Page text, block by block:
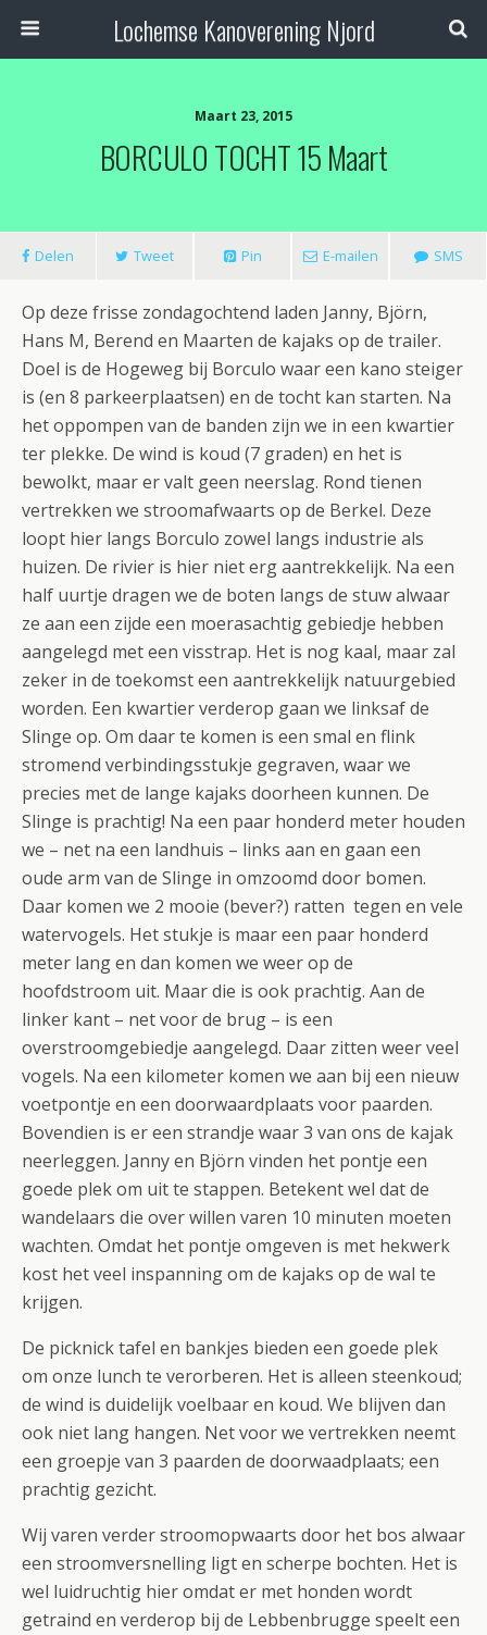
Lochemse Kanoverening Njord
Maart 23, 2015
BORCULO TOCHT 15 Maart
Delen Tweet Pin E-mailen SMS
Op deze frisse zondagochtend laden Janny, Björn,
Hans M, Berend en Maarten de kajaks op de trailer.
Doel is de Hogeweg bij Borculo waar een kano steiger
is (en 8 parkeerplaatsen) en de tocht kan starten. Na
het oppompen van de banden zijn we in een kwartier
ter plekke. De wind is koud (7 graden) en het is
bewolkt, maar er valt geen neerslag. Rond tienen
vertrekken we stroomafwaarts op de Berkel. Deze
loopt hier langs Borculo zowel langs industrie als
huizen. De rivier is hier niet erg aantrekkelijk. Na een
half uurtje dragen we de boten langs de stuw alwaar
ze aan een zijde een moerasachtig gebiedje hebben
aangelegd met een visstrap. Het is nog kaal, maar zal
zeker in de toekomst een aantrekkelijk natuurgebied
worden. Een kwartier verderop gaan we linksaf de
Slinge op. Om daar te komen is een smal en flink
stromend verbindingsstukje gegraven, waar we
precies met de lange kajaks doorheen kunnen. De
Slinge is prachtig! Na een paar honderd meter houden
we – net na een landhuis – links aan en gaan een
oude arm van de Slinge in omzoomd door bomen.
Daar komen we 2 mooie (bever?) ratten tegen en vele
watervogels. Het stukje is maar een paar honderd
meter lang en dan komen we weer op de
hoofdstroom uit. Maar die is ook prachtig. Aan de
linker kant – net voor de brug – is een
overstroomgebiedje aangelegd. Daar zitten weer veel
vogels. Na een kilometer komen we aan bij een nieuw
voetpontje en een doorwaardplaats voor paarden.
Bovendien is er een strandje waar 3 van ons de kajak
neerleggen. Janny en Björn vinden het pontje een
goede plek om uit te stappen. Betekent wel dat de
wandelaars die over willen varen 10 minuten moeten
wachten. Omdat het pontje omgeven is met hekwerk
kost het veel inspanning om de kajaks op de wal te
krijgen.
De picknick tafel en bankjes bieden een goede plek
om onze lunch te verorberen. Het is alleen steenkoud;
de wind is duidelijk voelbaar en koud. We blijven dan
ook niet lang hangen. Net voor we vertrekken neemt
een groepje van 3 paarden de doorwaadplaats; een
prachtig gezicht.
Wij varen verder stroomopwaarts door het bos alwaar
een stroomversnelling ligt en scherpe bochten. Het is
wel luidruchtig hier omdat er met honden wordt
getraind en verderop bij de Lebbenbrugge speelt een